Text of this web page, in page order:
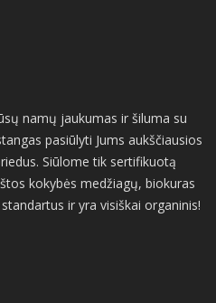
namų jaukumas ir šiluma su
pasiūlyti Jums aukščiausios
Siūlome tik sertifikuotą
kokybės medžiagų, biokuras
ir yra visiškai organinis!